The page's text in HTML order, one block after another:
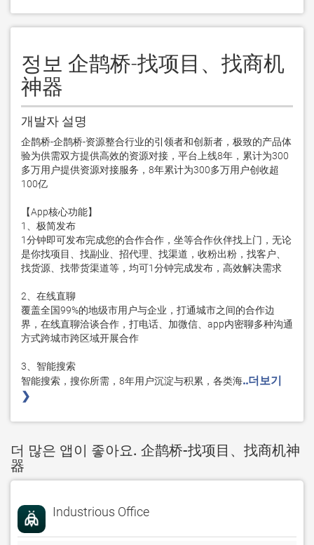
정보 企鹊桥-找项目、找商机
神器
개발자 설명
企鹊桥-企鹊桥-资源整合行业的引领者和创新者，极致的产品体
验为供需双方提供高效的资源对接，平台上线8年，累计为300
多万用户提供资源对接服务，8年累计为300多万用户创收超
100亿
【App核心功能】
1、极简发布
1分钟即可发布完成您的合作合作，坐等合作伙伴找上门，无论
是你找项目、找副业、招代理、找渠道，收粉出粉，找客户、
找货源、找带货渠道等，均可1分钟完成发布，高效解决需求
2、在线直聊
覆盖全国99%的地级市用户与企业，打通城市之间的合作边
界，在线直聊洽谈合作，打电话、加微信、app内密聊多种沟通
方式跨城市跨区域开展合作
3、智能搜索
智能搜索，搜你所需，8年用户沉淀与积累，各类海..더보기
❯
더 많은 앱이 좋아요. 企鹊桥-找项目、找商机神
器
Industrious Office